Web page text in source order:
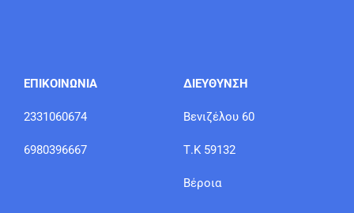
ΕΠΙΚΟΙΝΩΝΙΑ
2331060674
6980396667
ΔΙΕΥΘΥΝΣΗ
Βενιζέλου 60
Τ.Κ 59132
Βέροια